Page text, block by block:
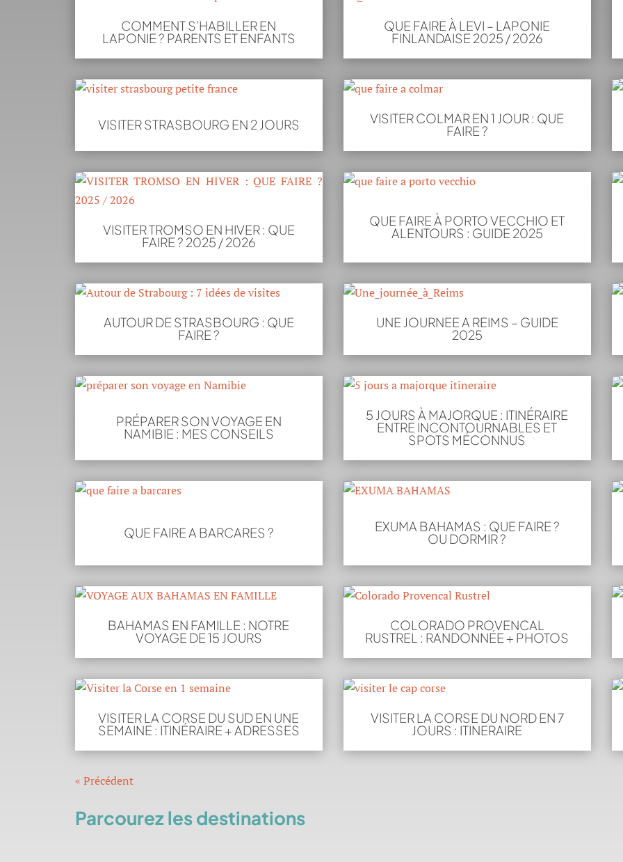
COMMENT S’HABILLER EN
LAPONIE ? PARENTS ET ENFANTS
QUE FAIRE À LEVI – LAPONIE
FINLANDAISE 2025 / 2026
VISITER STRASBOURG EN 2 JOURS VISITER COLMAR EN 1 JOUR : QUE
FAIRE ?
VISITER TROMSO EN HIVER : QUE
FAIRE ? 2025 / 2026
QUE FAIRE À PORTO VECCHIO ET
ALENTOURS : GUIDE 2025
AUTOUR DE STRASBOURG : QUE
FAIRE ?
UNE JOURNEE A REIMS – GUIDE
2025
PRÉPARER SON VOYAGE EN
NAMIBIE : MES CONSEILS
5 JOURS À MAJORQUE : ITINÉRAIRE
ENTRE INCONTOURNABLES ET
SPOTS MÉCONNUS
QUE FAIRE A BARCARES ? EXUMA BAHAMAS : QUE FAIRE ?
OU DORMIR ?
BAHAMAS EN FAMILLE : NOTRE
VOYAGE DE 15 JOURS
COLORADO PROVENCAL
RUSTREL : RANDONNÉE + PHOTOS
VISITER LA CORSE DU SUD EN UNE
SEMAINE : ITINÉRAIRE + ADRESSES
VISITER LA CORSE DU NORD EN 7
JOURS : ITINERAIRE
« Entrées Plus Anciennes
Parcourez les destinations